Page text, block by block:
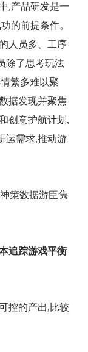
,产品研发是一
的前提条件。
人员多、工序
除了思考玩法
繁多难以聚
据发现并聚焦
创意护航计划,
运需求,推动游
策数据游臣隽
追踪游戏平衡
控的产出,比较